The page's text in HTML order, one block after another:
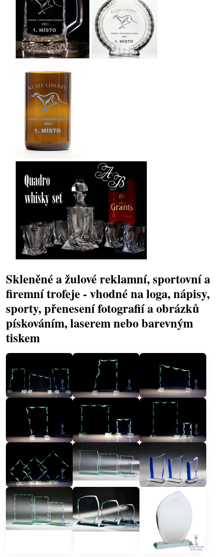
Skleněné a žulové reklamní, sportovní a
firemní trofeje - vhodné na loga, nápisy,
sporty, přenesení fotografií a obrázků
pískováním, laserem nebo barevným
tiskem